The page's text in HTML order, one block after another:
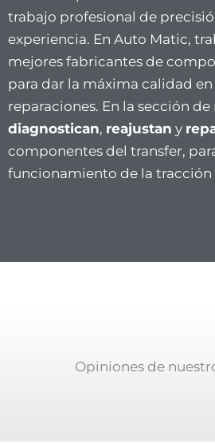
trabajo profesional de
experiencia. En Auto Matic,
mejores fabricantes de
para dar la máxima calidad en
reparaciones. En la sección
diagnostican, reajustan y
componentes del transfer,
funcionamiento de la tracción
Opiniones de